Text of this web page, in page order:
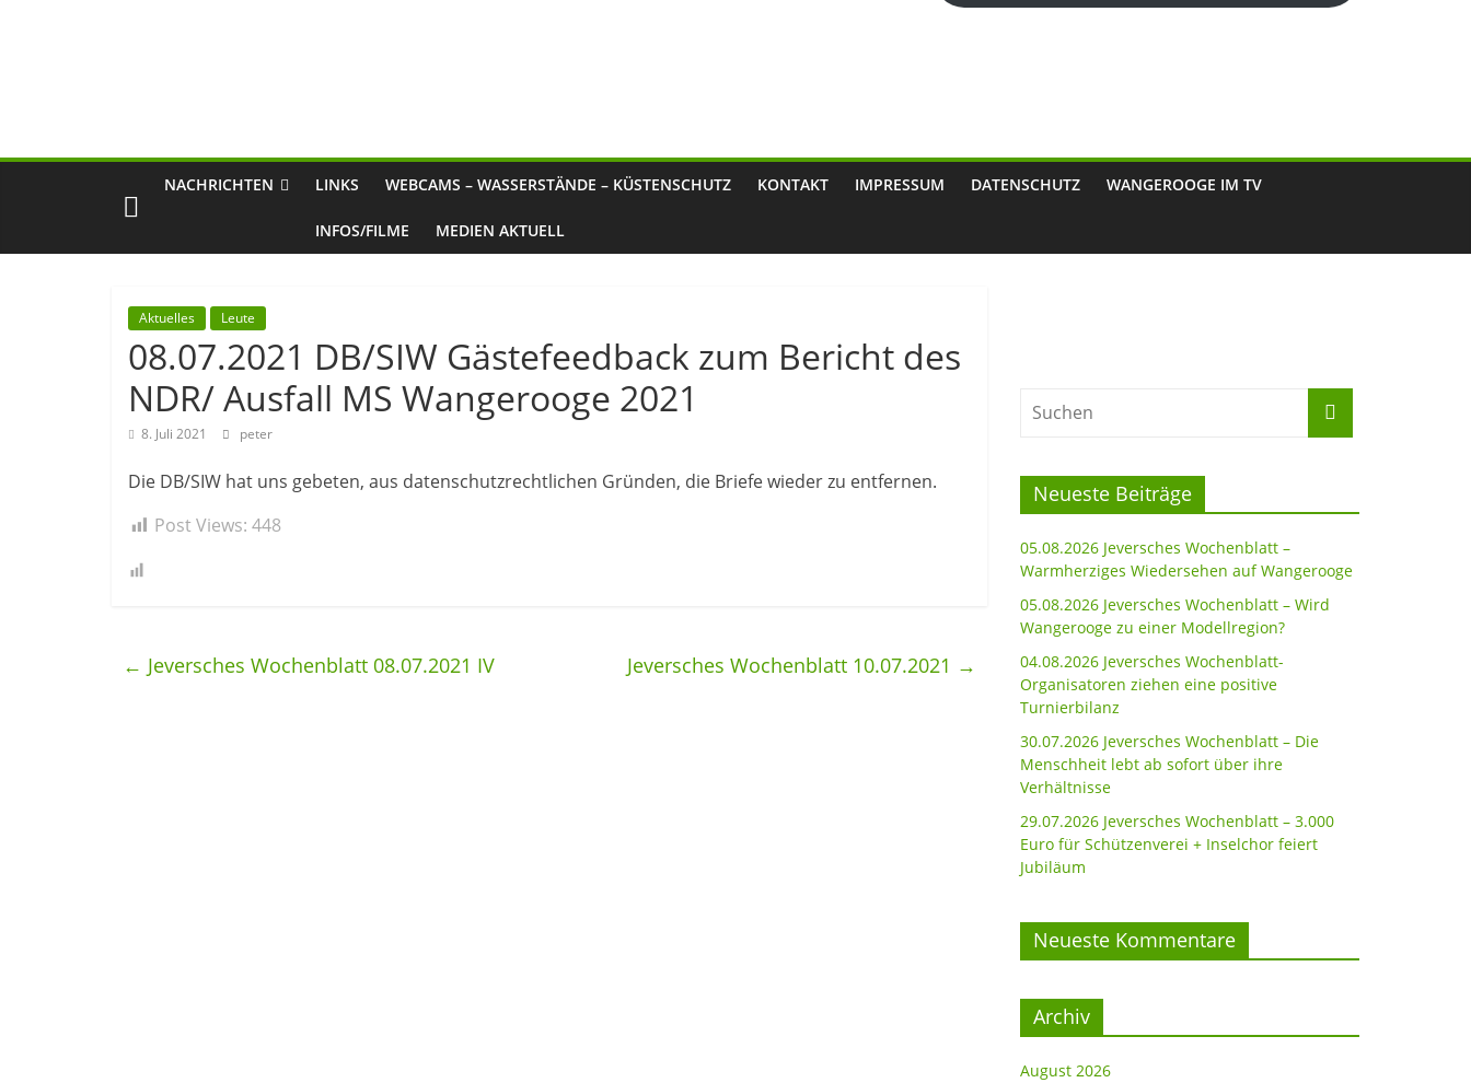
NACHRICHTEN LINKS WEBCAMS – WASSERSTÄNDE – KÜSTENSCHUTZ KONTAKT IMPRESSUM DATENSCHUTZ WANGEROOGE IM TV
INFOS/FILME MEDIEN AKTUELL
Aktuelles Leute
08.07.2021 DB/SIW Gästefeedback zum Bericht des
NDR/ Ausfall MS Wangerooge 2021
8. Juli 2021 peter
Die DB/SIW hat uns gebeten, aus datenschutzrechtlichen Gründen, die Briefe wieder zu entfernen.
Post Views: 448
← Jeversches Wochenblatt 08.07.2021 IV Jeversches Wochenblatt 10.07.2021 →
Neueste Beiträge
05.08.2026 Jeversches Wochenblatt –
Warmherziges Wiedersehen auf Wangerooge
05.08.2026 Jeversches Wochenblatt – Wird
Wangerooge zu einer Modellregion?
04.08.2026 Jeversches Wochenblatt-
Organisatoren ziehen eine positive
Turnierbilanz
30.07.2026 Jeversches Wochenblatt – Die
Menschheit lebt ab sofort über ihre
Verhältnisse
29.07.2026 Jeversches Wochenblatt – 3.000
Euro für Schützenverei + Inselchor feiert
Jubiläum
Neueste Kommentare
Archiv
August 2026